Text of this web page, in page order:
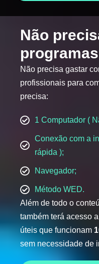
Não
Não precisa gastar
profissionais para
precisa:
1 Computador (
Conexão com a
rápida );
Navegador;
Método WED.
Além de todo o
também terá acesso
úteis que funcionam
sem necessidade de